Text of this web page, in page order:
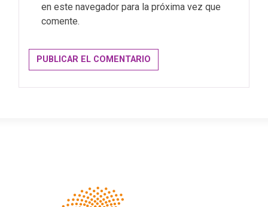
en este navegador para la próxima vez que
comente.